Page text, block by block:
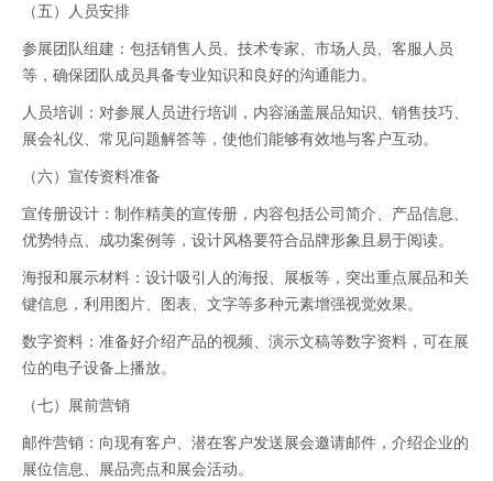
（五）人员安排
参展团队组建：包括销售人员、技术专家、市场人员、客服人员
等，确保团队成员具备专业知识和良好的沟通能力。
人员培训：对参展人员进行培训，内容涵盖展品知识、销售技巧、
展会礼仪、常见问题解答等，使他们能够有效地与客户互动。
（六）宣传资料准备
宣传册设计：制作精美的宣传册，内容包括公司简介、产品信息、
优势特点、成功案例等，设计风格要符合品牌形象且易于阅读。
海报和展示材料：设计吸引人的海报、展板等，突出重点展品和关
键信息，利用图片、图表、文字等多种元素增强视觉效果。
数字资料：准备好介绍产品的视频、演示文稿等数字资料，可在展
位的电子设备上播放。
（七）展前营销
邮件营销：向现有客户、潜在客户发送展会邀请邮件，介绍企业的
展位信息、展品亮点和展会活动。